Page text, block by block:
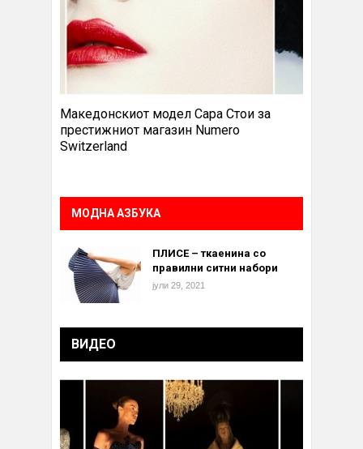
Македонскиот модел Сара Стои за
престижниот магазин Numero
Switzerland
МОДНА АЗБУКА
ПЛИСЕ – ткаенина со
правилни ситни набори
јули 29, 2021
ВИДЕО